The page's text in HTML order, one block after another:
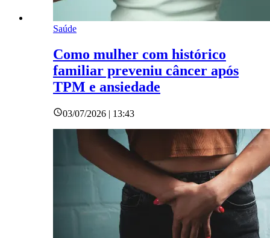
Saúde
Como mulher com histórico
familiar preveniu câncer após
TPM e ansiedade
03/07/2026 | 13:43